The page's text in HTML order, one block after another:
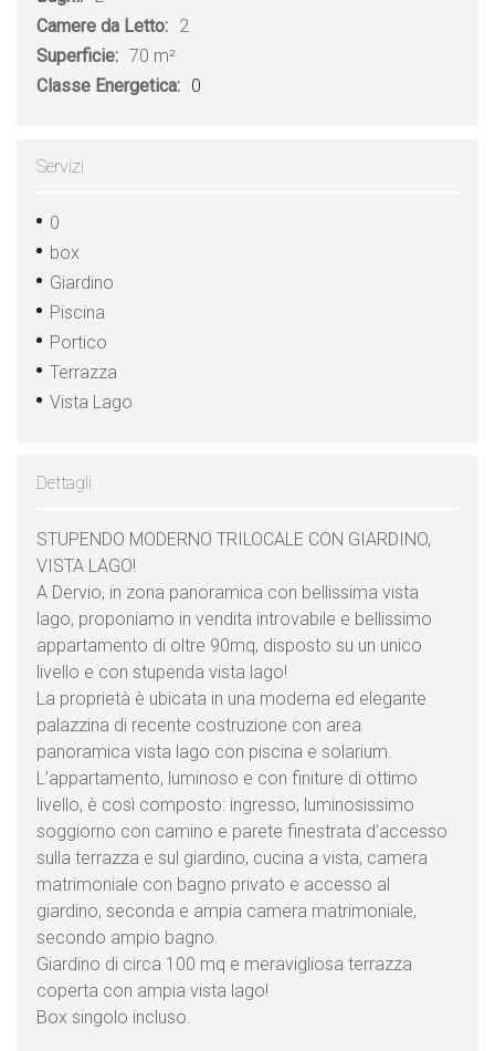
Camere da Letto: 2
Superficie: 70 m²
Classe Energetica: 0
Servizi
0
box
Giardino
Piscina
Portico
Terrazza
Vista Lago
Dettagli
STUPENDO MODERNO TRILOCALE CON GIARDINO,
VISTA LAGO!
A Dervio, in zona panoramica con bellissima vista
lago, proponiamo in vendita introvabile e bellissimo
appartamento di oltre 90mq, disposto su un unico
livello e con stupenda vista lago!
La proprietà è ubicata in una moderna ed elegante
palazzina di recente costruzione con area
panoramica vista lago con piscina e solarium.
L’appartamento, luminoso e con finiture di ottimo
livello, è così composto: ingresso, luminosissimo
soggiorno con camino e parete finestrata d’accesso
sulla terrazza e sul giardino, cucina a vista, camera
matrimoniale con bagno privato e accesso al
giardino, seconda e ampia camera matrimoniale,
secondo ampio bagno.
Giardino di circa 100 mq e meravigliosa terrazza
coperta con ampia vista lago!
Box singolo incluso.